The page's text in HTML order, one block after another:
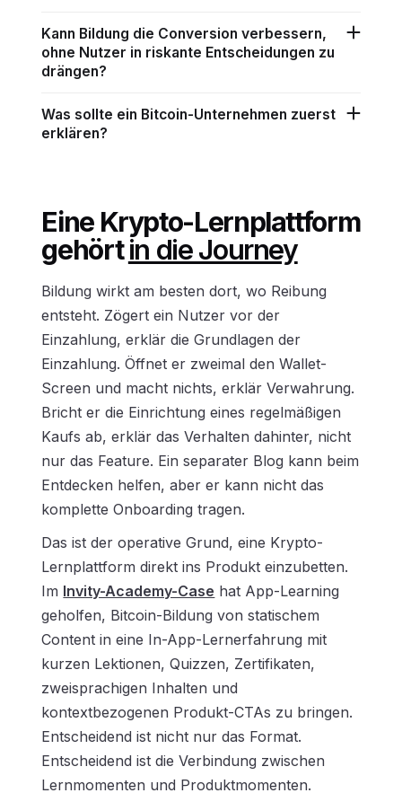
Kann Bildung die Conversion verbessern,
ohne Nutzer in riskante Entscheidungen zu
drängen?
Was sollte ein Bitcoin-Unternehmen zuerst
erklären?
Eine Krypto-Lernplattform
gehörtin die Journey
Bildung wirkt am besten dort, wo Reibung
entsteht. Zögert ein Nutzer vor der
Einzahlung, erklär die Grundlagen der
Einzahlung. Öffnet er zweimal den Wallet-
Screen und macht nichts, erklär Verwahrung.
Bricht er die Einrichtung eines regelmäßigen
Kaufs ab, erklär das Verhalten dahinter, nicht
nur das Feature. Ein separater Blog kann beim
Entdecken helfen, aber er kann nicht das
komplette Onboarding tragen.
Das ist der operative Grund, eine Krypto-
Lernplattform direkt ins Produkt einzubetten.
Im Invity-Academy-Case hat App-Learning
geholfen, Bitcoin-Bildung von statischem
Content in eine In-App-Lernerfahrung mit
kurzen Lektionen, Quizzen, Zertifikaten,
zweisprachigen Inhalten und
kontextbezogenen Produkt-CTAs zu bringen.
Entscheidend ist nicht nur das Format.
Entscheidend ist die Verbindung zwischen
Lernmomenten und Produktmomenten.